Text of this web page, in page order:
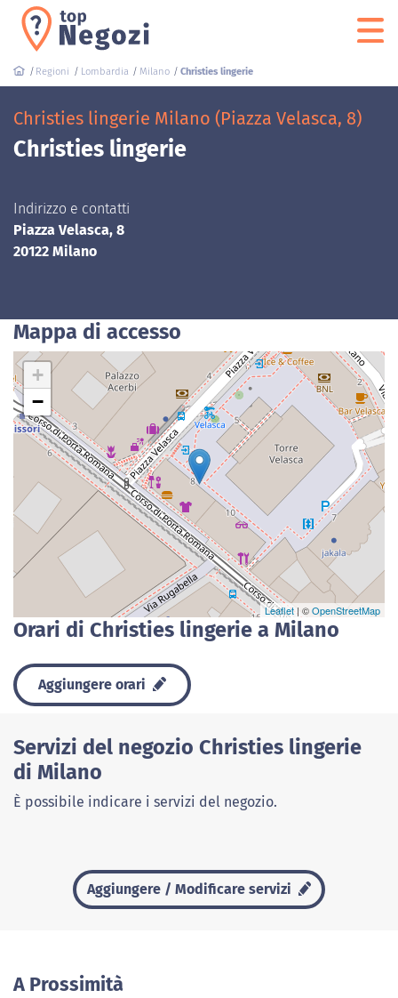
Regioni Lombardia Milano Christies lingerie
Christies lingerie Milano (Piazza Velasca, 8)
Christies lingerie
Indirizzo e contatti
Piazza Velasca, 8
20122 Milano
Mappa di accesso
+
−
Leaflet| ©OpenStreetMap
Orari di Christies lingerie a Milano
Aggiungere orari
Servizi del negozio Christies lingerie
di Milano
È possibile indicare i servizi del negozio.
Aggiungere / Modificare servizi
A Prossimità